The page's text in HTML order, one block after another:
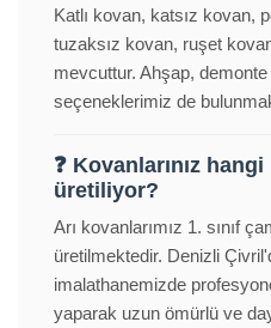
Katlı kovan, katsız kovan,
tuzaksız kovan, ruşet
mevcuttur. Ahşap,
seçeneklerimiz de
❓ Kovanlarınız
üretiliyor?
Arı kovanlarımız 1. sınıf
üretilmektedir. Denizli
imalathanemizde
yaparak uzun ömürlü ve